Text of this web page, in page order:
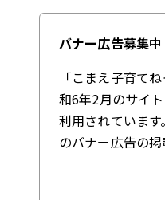
バナー広告募集中
「こまえ子育て
和6年2月のサイ
利用されていま
のバナー広告の掲